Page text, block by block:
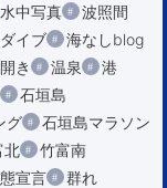
水中写真
波照間
イブ
海なしblog
き 温泉
港
石垣島
グ
石垣島マラソン
北
竹富南
宣言
群れ